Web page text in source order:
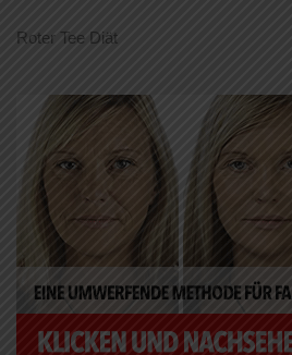
Roter Tee Diät